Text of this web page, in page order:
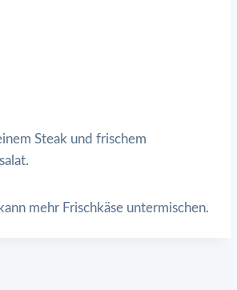
Steak und frischem
mehr Frischkäse untermischen.